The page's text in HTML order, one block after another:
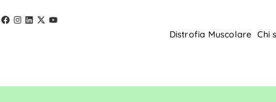
Distrofia Muscolare Chi